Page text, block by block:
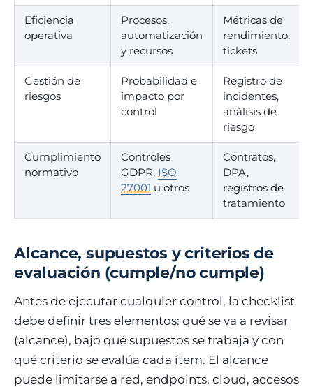
Eficiencia
operativa
Procesos,
automatización
y recursos
Métricas de
rendimiento,
tickets
Gestión de
riesgos
Probabilidad e
impacto por
control
Registro de
incidentes,
análisis de
riesgo
Cumplimiento
normativo
Controles
GDPR, ISO
27001 u otros
Contratos,
DPA,
registros de
tratamiento
Alcance, supuestos y criterios de
evaluación (cumple/no cumple)
Antes de ejecutar cualquier control, la checklist
debe definir tres elementos: qué se va a revisar
(alcance), bajo qué supuestos se trabaja y con
qué criterio se evalúa cada ítem. El alcance
puede limitarse a red, endpoints, cloud, accesos